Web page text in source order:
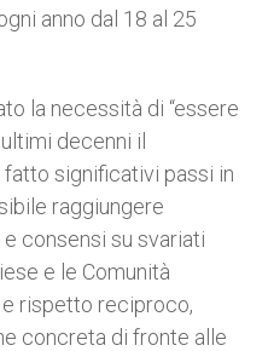
anno dal 18 al 25
la necessità di “essere
decenni il
significativi passi in
raggiungere
consensi su svariati
e le Comunità
rispetto reciproco,
concreta di fronte alle